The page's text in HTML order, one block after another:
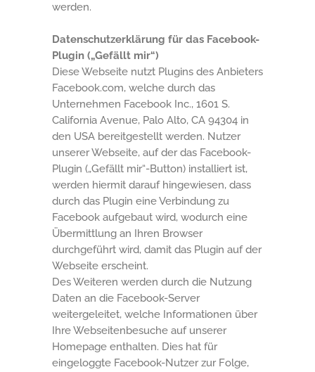
werden.
Datenschutzerklärung für das Facebook-
Plugin („Gefällt mir“)
Diese Webseite nutzt Plugins des Anbieters
Facebook.com, welche durch das
Unternehmen Facebook Inc., 1601 S.
California Avenue, Palo Alto, CA 94304 in
den USA bereitgestellt werden. Nutzer
unserer Webseite, auf der das Facebook-
Plugin („Gefällt mir“-Button) installiert ist,
werden hiermit darauf hingewiesen, dass
durch das Plugin eine Verbindung zu
Facebook aufgebaut wird, wodurch eine
Übermittlung an Ihren Browser
durchgeführt wird, damit das Plugin auf der
Webseite erscheint.
Des Weiteren werden durch die Nutzung
Daten an die Facebook-Server
weitergeleitet, welche Informationen über
Ihre Webseitenbesuche auf unserer
Homepage enthalten. Dies hat für
eingeloggte Facebook-Nutzer zur Folge,